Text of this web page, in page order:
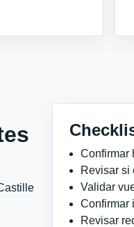
Confirmar
Revisar si
Validar
Confirmar
Revisar